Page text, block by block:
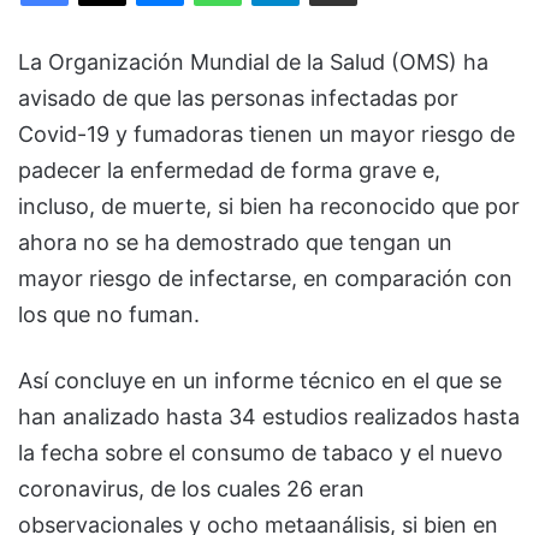
La Organización Mundial de la Salud (OMS) ha
avisado de que las personas infectadas por
Covid-19 y fumadoras tienen un mayor riesgo de
padecer la enfermedad de forma grave e,
incluso, de muerte, si bien ha reconocido que por
ahora no se ha demostrado que tengan un
mayor riesgo de infectarse, en comparación con
los que no fuman.
Así concluye en un informe técnico en el que se
han analizado hasta 34 estudios realizados hasta
la fecha sobre el consumo de tabaco y el nuevo
coronavirus, de los cuales 26 eran
observacionales y ocho metaanálisis, si bien en